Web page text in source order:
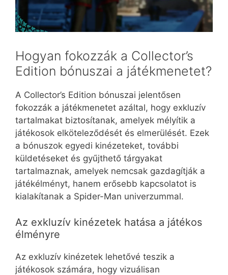
Hogyan fokozzák a Collector’s
Edition bónuszai a játékmenetet?
A Collector’s Edition bónuszai jelentősen
fokozzák a játékmenetet azáltal, hogy exkluzív
tartalmakat biztosítanak, amelyek mélyítik a
játékosok elköteleződését és elmerülését. Ezek
a bónuszok egyedi kinézeteket, további
küldetéseket és gyűjthető tárgyakat
tartalmaznak, amelyek nemcsak gazdagítják a
játékélményt, hanem erősebb kapcsolatot is
kialakítanak a Spider-Man univerzummal.
Az exkluzív kinézetek hatása a játékos
élményre
Az exkluzív kinézetek lehetővé teszik a
játékosok számára, hogy vizuálisan